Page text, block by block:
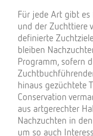
Für jede Art gibt
und der Zuchttiere
definierte
bleiben
Programm, sofern
hinaus gezüchtete
Conservation
aus artgerechter
Nachzuchten in
um so auch